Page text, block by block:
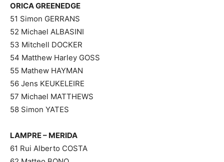
ORICA GREENEDGE
51 Simon GERRANS
52 Michael ALBASINI
53 Mitchell DOCKER
54 Matthew Harley GOSS
55 Mathew HAYMAN
56 Jens KEUKELEIRE
57 Michael MATTHEWS
58 Simon YATES
LAMPRE – MERIDA
61 Rui Alberto COSTA